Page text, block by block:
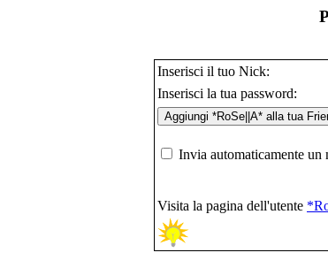
Inserisci il tuo Nick:
Inserisci la tua password:
Invia automaticamente
Visita la pagina dell'utente